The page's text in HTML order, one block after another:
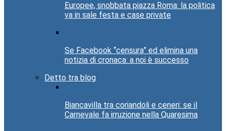
Europee, snobbata piazza Roma: la politica
va in sale festa e case private
Se Facebook “censura” ed elimina una
notizia di cronaca: a noi è successo
Detto tra blog
Biancavilla tra coriandoli e ceneri: se il
Carnevale fa irruzione nella Quaresima